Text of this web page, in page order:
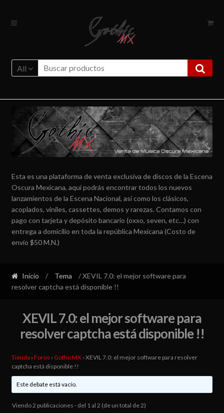
Ir
Ir
All
Esta es una plataforma de venta exclusiva de discos de la Escena
Oscura Mexicana, aquí podrás encontrar todos los nuevos
lanzamientos de la Escena Nacional, así como los clásicos,
acoplados, viniles, cassettes, demos y rarezas. Contamos con
pago con tarjeta y depósito bancario (oxxo, seven, etc…) con
entrega a domicilio en toda la república Mexicana (Costo de
envío $50 M.N.)
Inicio / Tema
/ XEVIL 7.0: el mejor software para
resolver captcha está disponible !!
XEVIL 7.0: el mejor software para
resolver captcha está disponible !!
Tienda › Foros › GothicMX › XEVIL 7.0: el mejor software para resolver
captcha está disponible !!
Este debate está vacío.
Viendo 2 publicaciones - del 1 al 2 (de un total de 2)